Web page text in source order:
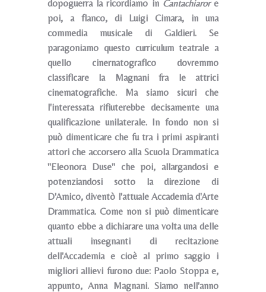
dopoguerra la ricordiamo in Cantachiarore
poi, a flanco, di Luigi Cimara, in una
commedia musicale di Galdieri. Se
paragoniamo questo curriculum teatrale a
quello cinernatograflco dovremmo
classiflcare la Magnani fra le attrici
cinematografiche. Ma siamo sicuri che
l'interessata rifiuterebbe decisamente una
qualificazione unilaterale. In fondo non si
può dimenticare che fu tra i primi aspiranti
attori che accorsero alla Scuola Drammatica
"Eleonora Duse" che poi, allargandosi e
potenziandosi sotto la direzione di
D'Amico, diventò l'attuale Accademia d'Arte
Drammatica. Come non si può dimenticare
quanto ebbe a dichiarare una volta una delle
attuali insegnanti di recitazione
dell'Accademia e cioè al primo saggio i
migliori allievi furono due: Paolo Stoppa e,
appunto, Anna Magnani. Siamo nell'anno